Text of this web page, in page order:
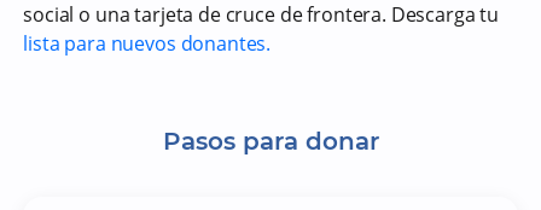
social o una tarjeta de cruce de frontera. Descarga tu
lista para nuevos donantes.
Pasos para donar